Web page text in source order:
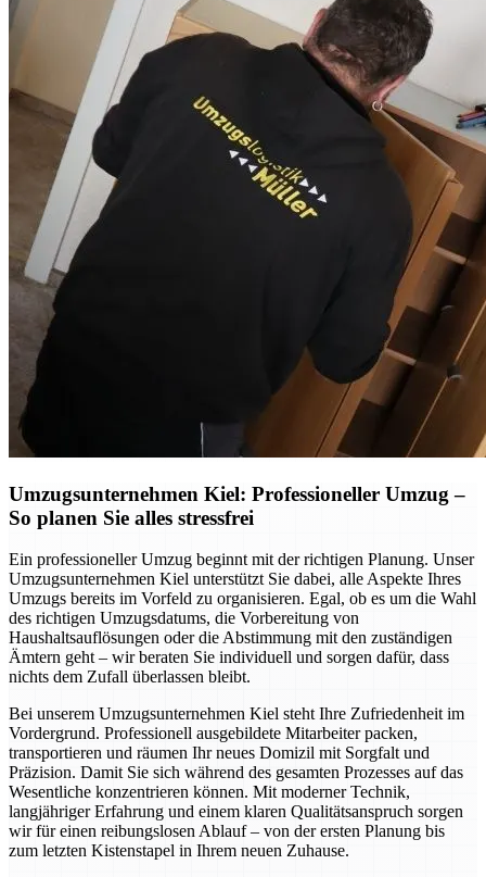
Umzugsunternehmen Kiel: Professioneller Umzug –
So planen Sie alles stressfrei
Ein professioneller Umzug beginnt mit der richtigen Planung. Unser
Umzugsunternehmen Kiel unterstützt Sie dabei, alle Aspekte Ihres
Umzugs bereits im Vorfeld zu organisieren. Egal, ob es um die Wahl
des richtigen Umzugsdatums, die Vorbereitung von
Haushaltsauflösungen oder die Abstimmung mit den zuständigen
Ämtern geht – wir beraten Sie individuell und sorgen dafür, dass
nichts dem Zufall überlassen bleibt.
Bei unserem Umzugsunternehmen Kiel steht Ihre Zufriedenheit im
Vordergrund. Professionell ausgebildete Mitarbeiter packen,
transportieren und räumen Ihr neues Domizil mit Sorgfalt und
Präzision. Damit Sie sich während des gesamten Prozesses auf das
Wesentliche konzentrieren können. Mit moderner Technik,
langjähriger Erfahrung und einem klaren Qualitätsanspruch sorgen
wir für einen reibungslosen Ablauf – von der ersten Planung bis
zum letzten Kistenstapel in Ihrem neuen Zuhause.